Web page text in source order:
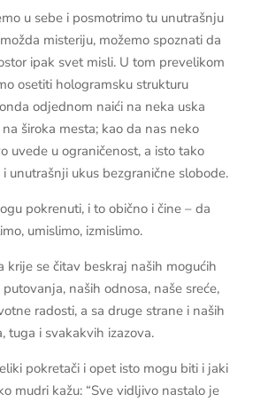
u sebe i posmotrimo tu unutrašnju
misteriju, možemo spoznati da
ipak svet misli. U tom prevelikom
osetiti hologramsku strukturu
odjednom naići na neka uska
široka mesta; kao da nas neko
uvede u ograničenost, a isto tako
unutrašnji ukus bezgranične slobode.
pokrenuti, i to obično i čine – da
umislimo, izmislimo.
krije se čitav beskraj naših mogućih
naših odnosa, naše sreće,
radosti, a sa druge strane i naših
tuga i svakakvih izazova.
pokretači i opet isto mogu biti i jaki
mudri kažu: “Sve vidljivo nastalo je